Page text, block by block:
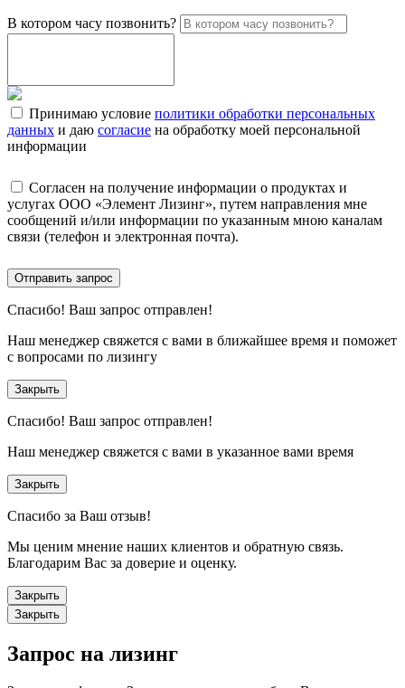
В котором часу позвонить?
Принимаю условие политики обработки персональных
данных и даю согласие на обработку моей персональной
информации
Согласен на получение информации о продуктах и
услугах ООО «Элемент Лизинг», путем направления мне
сообщений и/или информации по указанным мною каналам
связи (телефон и электронная почта).
Отправить запрос
Спасибо! Ваш запрос отправлен!
Наш менеджер свяжется с вами в ближайшее время и поможет
с вопросами по лизингу
Закрыть
Спасибо! Ваш запрос отправлен!
Наш менеджер свяжется с вами в указанное вами время
Закрыть
Спасибо за Ваш отзыв!
Мы ценим мнение наших клиентов и обратную связь.
Благодарим Вас за доверие и оценку.
Закрыть
Закрыть
Запрос на лизинг